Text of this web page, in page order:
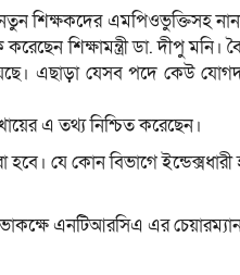
শিক্ষকদের এমপিওভুক্তিসহ
শিক্ষামন্ত্রী ডা. দীপু
এছাড়া যেসব পদে কেউ
এ তথ্য নিশ্চিত করেছেন।
যে কোন বিভাগে
এনটিআরসিএ এর